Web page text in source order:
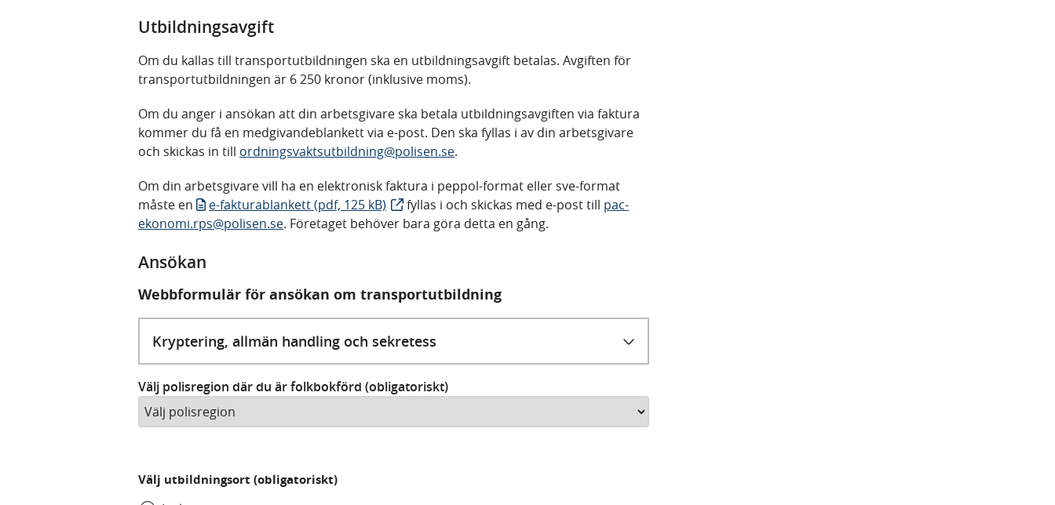
Utbildningsavgift
Om du kallas till transportutbildningen ska en utbildningsavgift betalas. Avgiften för
transportutbildningen är 6 250 kronor (inklusive moms).
Om du anger i ansökan att din arbetsgivare ska betala utbildningsavgiften via faktura
kommer du få en medgivandeblankett via e-post. Den ska fyllas i av din arbetsgivare
och skickas in till ordningsvaktsutbildning@polisen.se.
Om din arbetsgivare vill ha en elektronisk faktura i peppol-format eller sve-format
måste en
e-fakturablankett (pdf, 125 kB) fyllas i och skickas med e-post till pac-
ekonomi.rps@polisen.se. Företaget behöver bara göra detta en gång.
Ansökan
Webbformulär för ansökan om transportutbildning
Kryptering, allmän handling och sekretess
Välj polisregion där du är folkbokförd (obligatoriskt)
Välj utbildningsort (obligatoriskt)